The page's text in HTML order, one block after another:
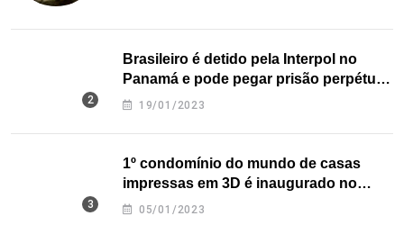
Brasileiro é detido pela Interpol no
Panamá e pode pegar prisão perpétua
nos EUA
19/01/2023
1º condomínio do mundo de casas
impressas em 3D é inaugurado no
Texas
05/01/2023